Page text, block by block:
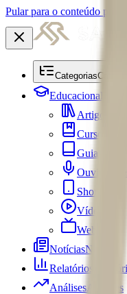
Pular para o conteúdo
Categorias
Educacional
Artigos
Cursos
Guias
Ouviu
Shorts
Vídeos
Webséries
NotíciasNotícias
Relatórios
Análises Análises